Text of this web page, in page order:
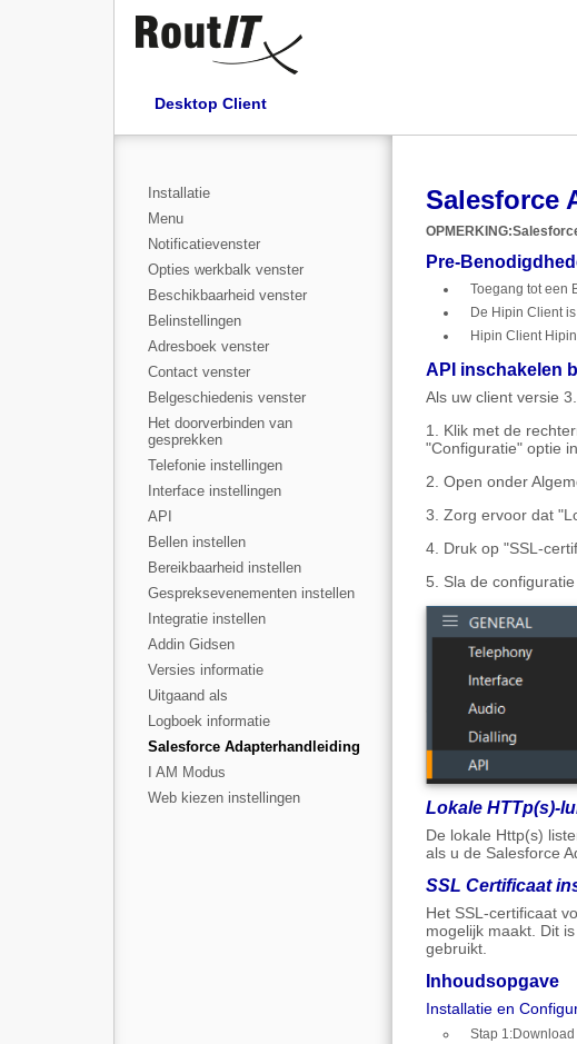
Desktop Client
Installatie
Menu
Notificatievenster
Opties werkbalk venster
Beschikbaarheid venster
Belinstellingen
Adresboek venster
Contact venster
Belgeschiedenis venster
Het doorverbinden van
gesprekken
Telefonie instellingen
Interface instellingen
API
Bellen instellen
Bereikbaarheid instellen
Gespreksevenementen instellen
Integratie instellen
Addin Gidsen
Versies informatie
Uitgaand als
Logboek informatie
Salesforce Adapterhandleiding
I AM Modus
Web kiezen instellingen
Salesforce
OPMERKING:
Pre-
Toegang tot een
De Hipin Client
Hipin Client
API inschakelen
Als uw client versie
1. Klik met de
"Configuratie" optie
2. Open onder
3. Zorg ervoor dat
4. Druk op "SSL-
5. Sla de configuratie
Lokale HTTp(s)-
De lokale Http(s)
als u de Salesforce
SSL Certificaat
Het SSL-certificaat
mogelijk maakt. Dit
gebruikt.
Inhoudsopgave
Installatie en
Stap 1: